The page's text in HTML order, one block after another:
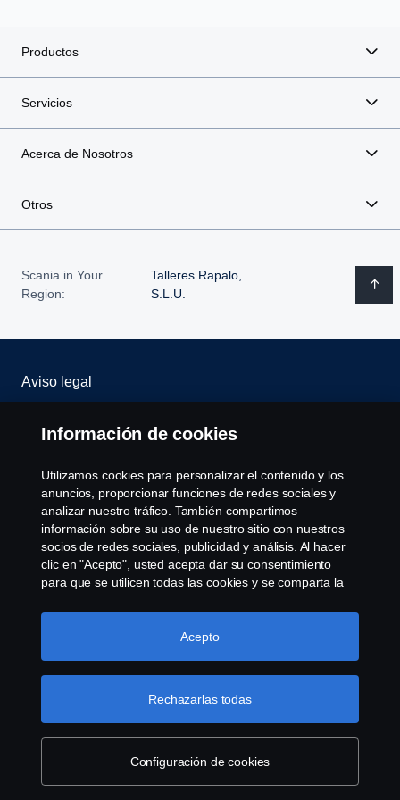
Productos
Servicios
Acerca de Nosotros
Otros
Scania in Your
Region:
Talleres Rapalo,
S.L.U.
Aviso legal
Declaración de privacidad
Trabaja con nosotros
Política de cookies
Cookie settings
© Copyright Scania 2022 All rights reserved. Scania
CV AB (publ), SE-151 87 Södertälje, Sweden, Tel:
+46-8-55 38 10 00, Fax: +46-8-55 38 10 37.
Información de cookies
Utilizamos cookies para personalizar el contenido y los
anuncios, proporcionar funciones de redes sociales y
analizar nuestro tráfico. También compartimos
información sobre su uso de nuestro sitio con nuestros
socios de redes sociales, publicidad y análisis. Al hacer
clic en "Acepto", usted acepta dar su consentimiento
para que se utilicen todas las cookies y se comparta la
haciendo clic en "Configuración de cookies" y
seleccionando las categorías que desea aceptar. Para
Más información sobre su privacidad
Configuración de cookies
Rechazarlas todas
Acepto